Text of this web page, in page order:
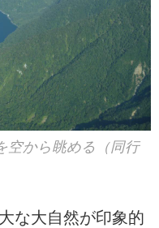
空から眺める（同行
な大自然が印象的